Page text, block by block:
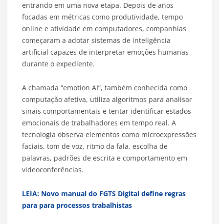
entrando em uma nova etapa. Depois de anos
focadas em métricas como produtividade, tempo
online e atividade em computadores, companhias
começaram a adotar sistemas de inteligência
artificial capazes de interpretar emoções humanas
durante o expediente.
A chamada “emotion AI”, também conhecida como
computação afetiva, utiliza algoritmos para analisar
sinais comportamentais e tentar identificar estados
emocionais de trabalhadores em tempo real. A
tecnologia observa elementos como microexpressões
faciais, tom de voz, ritmo da fala, escolha de
palavras, padrões de escrita e comportamento em
videoconferências.
LEIA: Novo manual do FGTS Digital define regras
para para processos trabalhistas